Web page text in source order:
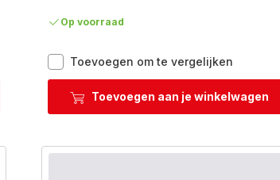
Toevoegen om te vergelijkenOptiGrill
Elite
GC750D
digitale
Toevoegen aan je winkelwagen
Op voorraad